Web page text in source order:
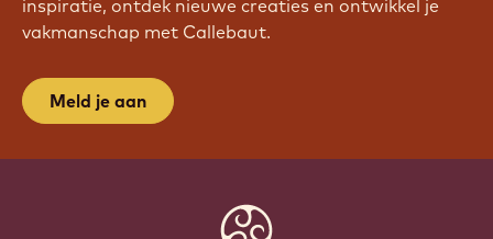
inspiratie, ontdek nieuwe creaties en ontwikkel je
vakmanschap met Callebaut.
Meld je aan